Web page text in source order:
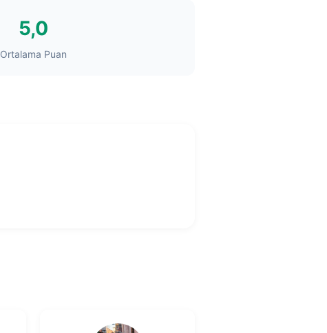
5,0
Ortalama Puan